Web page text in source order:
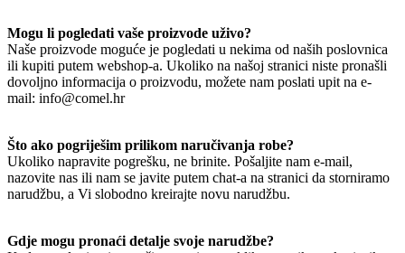
Mogu li pogledati vaše proizvode uživo?
Naše proizvode moguće je pogledati u nekima od naših poslovnica
ili kupiti putem webshop-a. Ukoliko na našoj stranici niste pronašli
dovoljno informacija o proizvodu, možete nam poslati upit na e-
mail: info@comel.hr
Što ako pogriješim prilikom naručivanja robe?
Ukoliko napravite pogrešku, ne brinite. Pošaljite nam e-mail,
nazovite nas ili nam se javite putem chat-a na stranici da storniramo
narudžbu, a Vi slobodno kreirajte novu narudžbu.
Gdje mogu pronaći detalje svoje narudžbe?